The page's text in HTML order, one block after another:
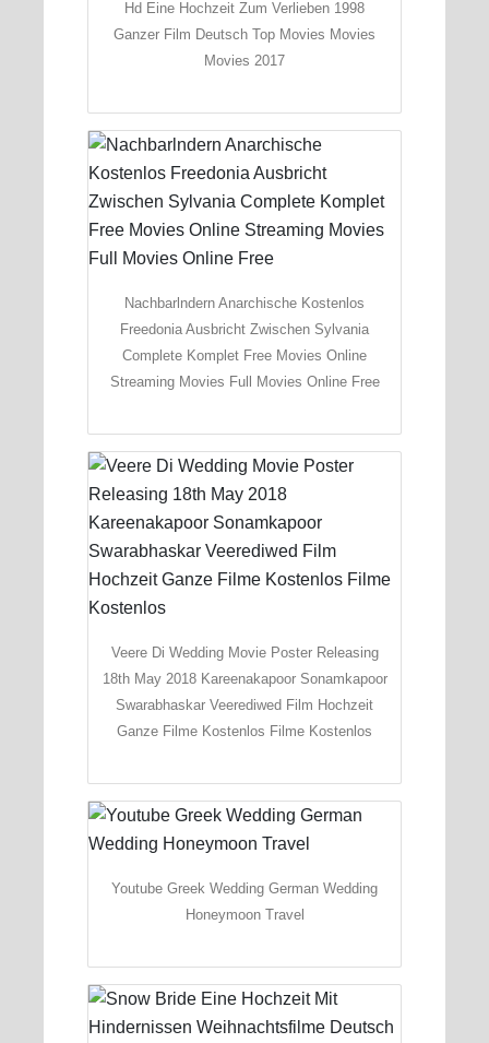
Hd Eine Hochzeit Zum Verlieben 1998
Ganzer Film Deutsch Top Movies Movies
Movies 2017
Nachbarlndern Anarchische Kostenlos
Freedonia Ausbricht Zwischen Sylvania
Complete Komplet Free Movies Online
Streaming Movies Full Movies Online Free
Veere Di Wedding Movie Poster Releasing
18th May 2018 Kareenakapoor Sonamkapoor
Swarabhaskar Veerediwed Film Hochzeit
Ganze Filme Kostenlos Filme Kostenlos
Youtube Greek Wedding German Wedding
Honeymoon Travel